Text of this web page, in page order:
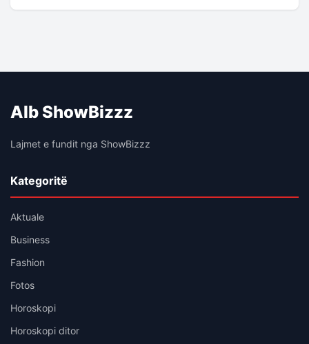
Alb ShowBizzz
Lajmet e fundit nga ShowBizzz
Kategoritë
Aktuale
Business
Fashion
Fotos
Horoskopi
Horoskopi ditor